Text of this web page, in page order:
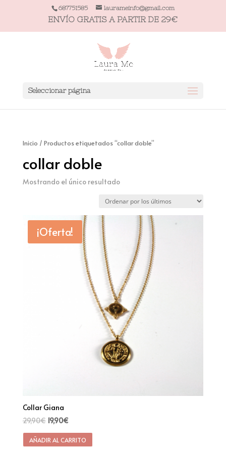
687751585 laurameinfo@gmail.com
ENVÍO GRATIS A PARTIR DE 29€
Seleccionar página
Inicio / Productos etiquetados “collar doble”
collar doble
Mostrando el único resultado
¡Oferta!
Collar Giana
29,90€ 19,90€
AÑADIR AL CARRITO